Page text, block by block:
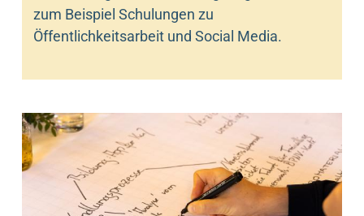
zum Beispiel Schulungen zu
Öffentlichkeitsarbeit und Social Media.